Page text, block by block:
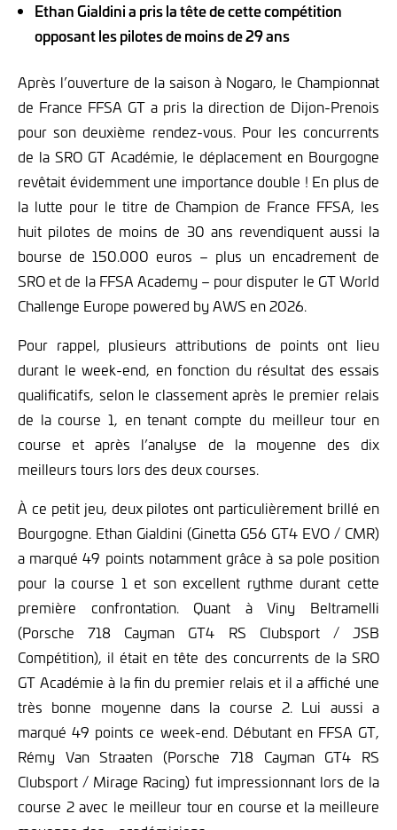
Ethan Gialdini a pris la tête de cette compétition
opposant les pilotes de moins de 29 ans
Après l’ouverture de la saison à Nogaro, le Championnat
de France FFSA GT a pris la direction de Dijon-Prenois
pour son deuxième rendez-vous. Pour les concurrents
de la SRO GT Académie, le déplacement en Bourgogne
revêtait évidemment une importance double ! En plus de
la lutte pour le titre de Champion de France FFSA, les
huit pilotes de moins de 30 ans revendiquent aussi la
bourse de 150.000 euros – plus un encadrement de
SRO et de la FFSA Academy – pour disputer le GT World
Challenge Europe powered by AWS en 2026.
Pour rappel, plusieurs attributions de points ont lieu
durant le week-end, en fonction du résultat des essais
qualificatifs, selon le classement après le premier relais
de la course 1, en tenant compte du meilleur tour en
course et après l’analyse de la moyenne des dix
meilleurs tours lors des deux courses.
À ce petit jeu, deux pilotes ont particulièrement brillé en
Bourgogne. Ethan Gialdini (Ginetta G56 GT4 EVO / CMR)
a marqué 49 points notamment grâce à sa pole position
pour la course 1 et son excellent rythme durant cette
première confrontation. Quant à Viny Beltramelli
(Porsche 718 Cayman GT4 RS Clubsport / JSB
Compétition), il était en tête des concurrents de la SRO
GT Académie à la fin du premier relais et il a affiché une
très bonne moyenne dans la course 2. Lui aussi a
marqué 49 points ce week-end. Débutant en FFSA GT,
Rémy Van Straaten (Porsche 718 Cayman GT4 RS
Clubsport / Mirage Racing) fut impressionnant lors de la
course 2 avec le meilleur tour en course et la meilleure